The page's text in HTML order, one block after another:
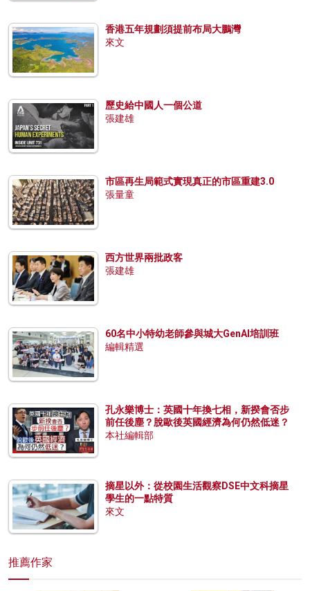
香港五年規劃須提前布局大鵬灣
來文
歷史給中國人一個公道
張建雄
市區再生局範式實現真正的市區重建3.0
張量童
西方世界兩批政客
張建雄
60名中小特幼老師參與城大GenAI培訓班
編輯精選
孔永樂博士：英國十年換七相，新揆會否步
前任後塵？脫歐後英國經濟為何仍然低迷？
本社編輯部
摘星以外：從校園生活觀察DSE中文科摘星
學生的一點特質
來文
推薦作家